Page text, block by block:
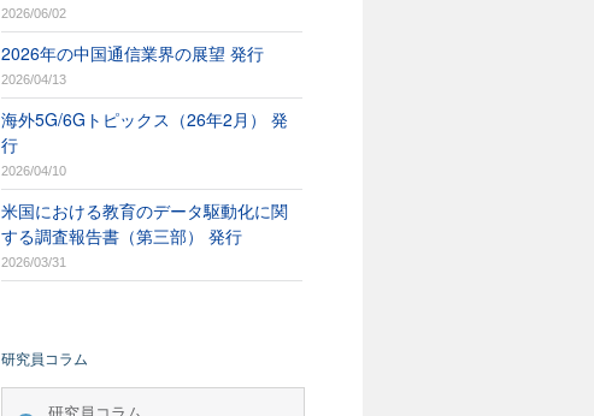
2026/06/02
2026年の中国通信業界の展望 発行
2026/04/13
海外5G/6Gトピックス（26年2月） 発
行
2026/04/10
米国における教育のデータ駆動化に関
する調査報告書（第三部） 発行
2026/03/31
研究員コラム